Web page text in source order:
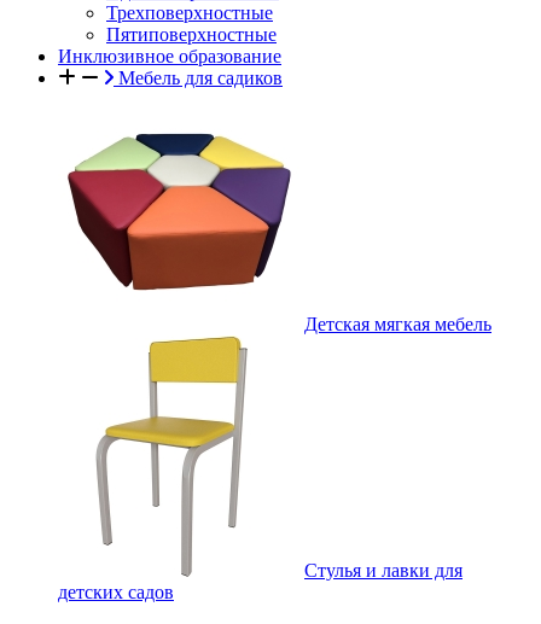
Трехповерхностные
Пятиповерхностные
Инклюзивное образование
Мебель для садиков
Детская мягкая мебель
Стулья и лавки для
детских садов